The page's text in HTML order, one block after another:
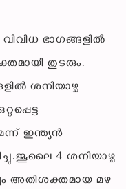
ഭാഗങ്ങളിൽ
തുടരും.
ശനിയാഴ്ച
ഇന്ത്യൻ
4 ശനിയാഴ്ച
അതിശക്തമായ മഴ